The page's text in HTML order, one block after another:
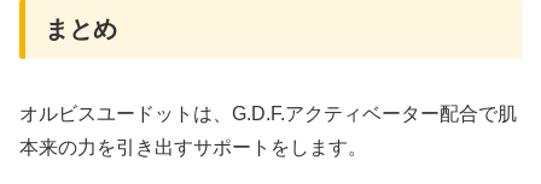
まとめ
オルビスユードットは、G.D.F.アクティベーター配合で肌
本来の力を引き出すサポートをします。